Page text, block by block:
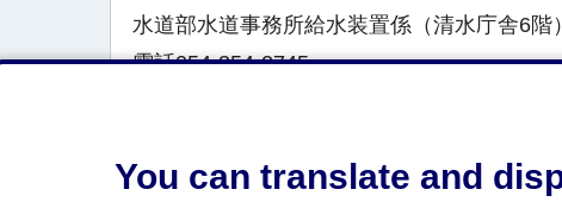
You can translate and
水道部水道事務所給水装置係（清水庁舎6階）
電話054-354-2745
○受付時間